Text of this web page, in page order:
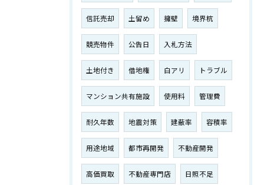
信託売却 土留め 擁壁 境界杭
競売物件 公告日 入札方法
土地付き 借地権 白アリ トラブル
マンション共有施設 使用料 管理費
耐久年数 地震対策 建蔽率 容積率
用途地域 都市再開発 不動産開発
高価買取 不動産専門店 日照不足